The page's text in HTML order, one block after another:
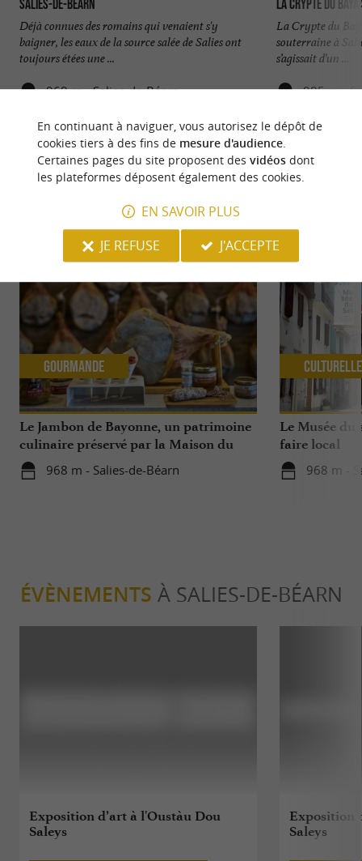
Salies-de-Béarn
Déjà connues des romains qui venaient s'y
baigner, les eaux de la source salée de Salies ont
toujours étées une ...
969 m - Salies-de-Béarn
La Crypte du
La Crypte du
souterraine à
s’agissait d’un ...
985 m -
NOUS AVONS TESTÉPOUR VOUS
Le Jambon de Bayonne, un patrimoine
culinaire préservé par la Maison du
Jambon de Bayonne et La Saline de
Salies-de-Béarn
968 m - Salies-de-Béarn
Gourmande
Le Musée du
faire local
968 m -
Culturelle
ÉVÈNEMENTS À SALIES-DE-BÉARN
Exposition d’art à l'Oustàu Dou
Saleys
Exposition
Saleys
En continuant à naviguer, vous autorisez le dépôt de
cookies tiers à des fins de mesure d'audience.
Certaines pages du site proposent des vidéosdont
les plateformes déposent également des cookies.
EN SAVOIR PLUS
JE REFUSE
J'ACCEPTE